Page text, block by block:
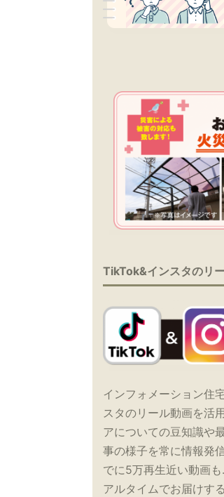
TikTok&インスタのリ
インフォメーション住
スタのリール動画を活
アについての豆知識や
事の様子を常に情報発
でに5万再生近い動画
アルタイムでお届けす